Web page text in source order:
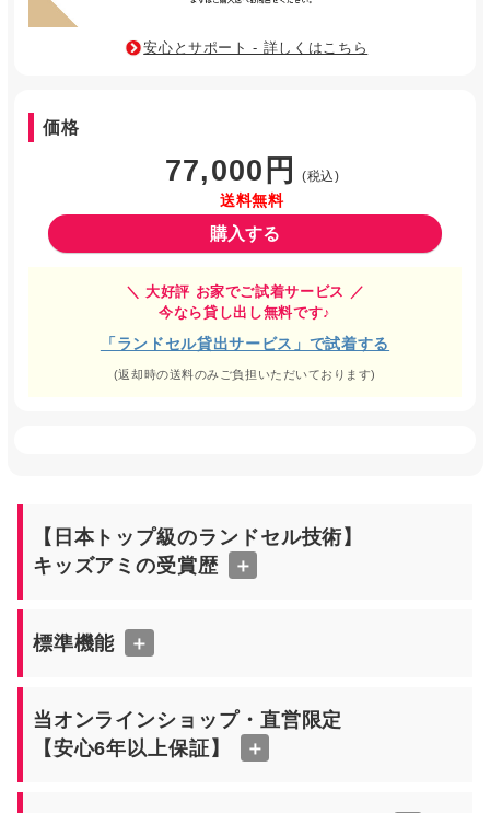
安心とサポート - 詳しくはこちら
価格
77,000円 (税込)
送料無料
購入する
＼ 大好評 お家でご試着サービス ／
今なら貸し出し無料です♪
「ランドセル貸出サービス」で試着する
(返却時の送料のみご負担いただいております)
【日本トップ級のランドセル技術】
キッズアミの受賞歴
＋
標準機能 ＋
当オンラインショップ・直営限定
【安心6年以上保証】
＋